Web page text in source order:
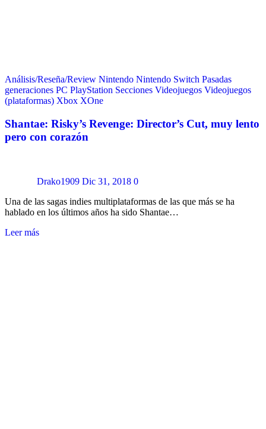
Análisis/Reseña/Review Nintendo Nintendo Switch Pasadas
generaciones PC PlayStation Secciones Videojuegos Videojuegos
(plataformas) Xbox XOne
Shantae: Risky’s Revenge: Director’s Cut, muy lento
pero con corazón
Drako1909 Dic 31, 2018 0
Una de las sagas indies multiplataformas de las que más se ha
hablado en los últimos años ha sido Shantae…
Leer más